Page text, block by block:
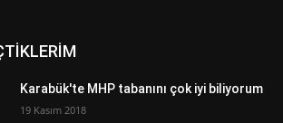
Karabük'te MHP tabanını çok iyi biliyorum
19 Kasım 2018